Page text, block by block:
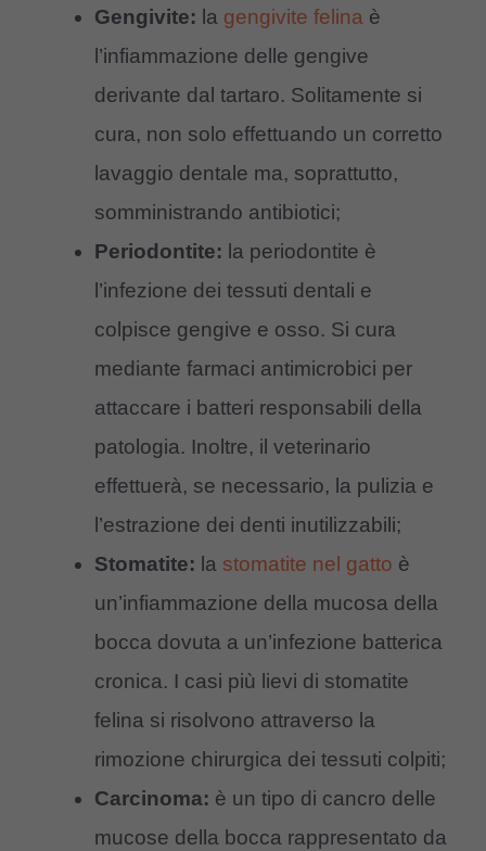
Gengivite: la gengivite felina è
l’infiammazione delle gengive
derivante dal tartaro. Solitamente si
cura, non solo effettuando un corretto
lavaggio dentale ma, soprattutto,
somministrando antibiotici;
Periodontite: la periodontite è
l’infezione dei tessuti dentali e
colpisce gengive e osso. Si cura
mediante farmaci antimicrobici per
attaccare i batteri responsabili della
patologia. Inoltre, il veterinario
effettuerà, se necessario, la pulizia e
l’estrazione dei denti inutilizzabili;
Stomatite: la stomatite nel gatto è
un’infiammazione della mucosa della
bocca dovuta a un’infezione batterica
cronica. I casi più lievi di stomatite
felina si risolvono attraverso la
rimozione chirurgica dei tessuti colpiti;
Carcinoma: è un tipo di cancro delle
mucose della bocca rappresentato da